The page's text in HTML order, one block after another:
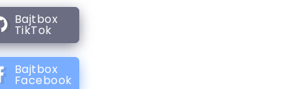
Bajtbox
TikTok
Bajtbox
Facebook